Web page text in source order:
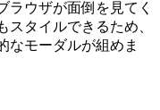
ラウザが面倒を見てく
スタイルできるため、
なモーダルが組めま